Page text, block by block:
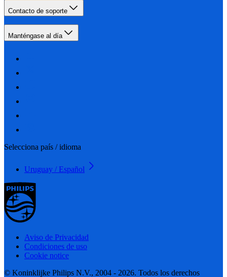
Contacto de soporte
Manténgase al día
Selecciona país / idioma
Uruguay / Español
Aviso de Privacidad
Condiciones de uso
Cookie notice
© Koninklijke Philips N.V., 2004 - 2026. Todos los derechos